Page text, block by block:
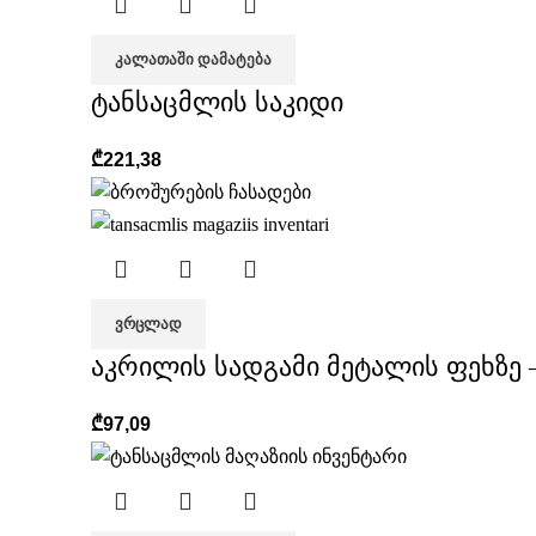
ᲙᲐᲚᲐᲗᲐᲨᲘ ᲓᲐᲛᲐᲢᲔᲑᲐ
ტანსაცმლის საკიდი
₾221,38
ᲕᲠᲪᲚᲐᲓ
აკრილის სადგამი მეტალის ფეხზე
₾97,09